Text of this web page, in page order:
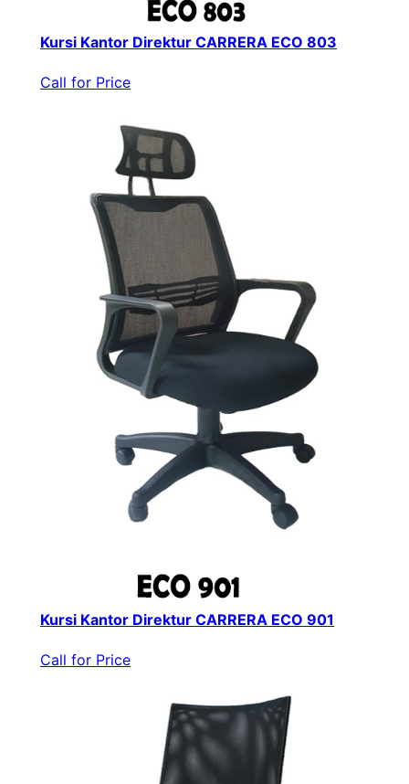
Kursi Kantor Direktur CARRERA ECO 803
Call for Price
Kursi Kantor Direktur CARRERA ECO 901
Call for Price